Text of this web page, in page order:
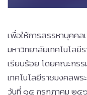
เพื่อให้การสรรหาบุคค
มหาวิทยาลัยเทคโนโลยี
เรียบร้อย โดยคณะกร
เทคโนโลยีราชมงคลพ
วันที่ ๑๕ กรกฎาคม ๒๕